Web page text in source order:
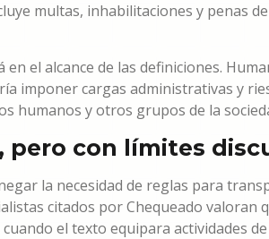
multas, inhabilitaciones y penas
en el alcance de las definiciones.
imponer cargas administrativas y
humanos y otros grupos de la
pero con límites
la necesidad de reglas para
citados por Chequeado
el texto equipara actividades